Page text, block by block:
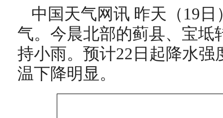
中国天气网讯 昨天（19
气。今晨北部的蓟县、宝坻
持小雨。预计22日起降水
温下降明显。